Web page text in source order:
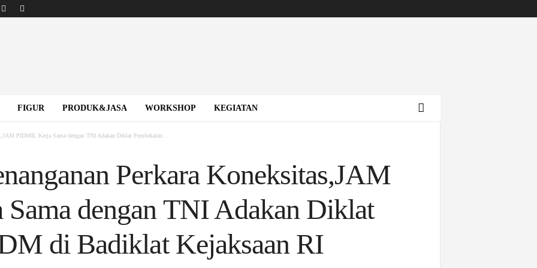
FIGUR PRODUK&JASA WORKSHOP KEGIATAN
PIDMIL Kerja Sama dengan TNI Adakan Diklat Pembekalan...
Perkara Koneksitas,JAM
dengan TNI Adakan Diklat
di Badiklat Kejaksaan RI